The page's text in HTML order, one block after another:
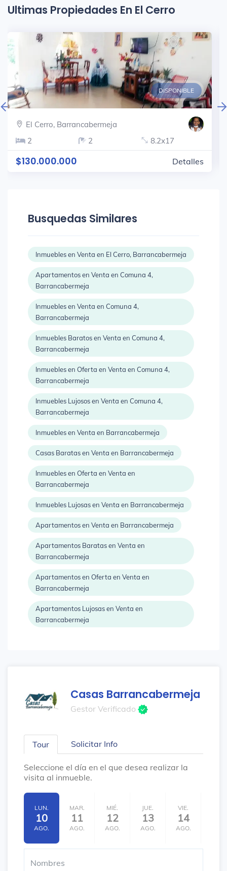
Ultimas Propiedades En El Cerro
DISPONIBLE
El Cerro, Barrancabermeja
2
2 8.2x17
$130.000.000 Detalles
Busquedas Similares
Inmuebles en Venta en El Cerro, Barrancabermeja
Apartamentos en Venta en Comuna 4,
Barrancabermeja
Inmuebles en Venta en Comuna 4,
Barrancabermeja
Inmuebles Baratos en Venta en Comuna 4,
Barrancabermeja
Inmuebles en Oferta en Venta en Comuna 4,
Barrancabermeja
Inmuebles Lujosos en Venta en Comuna 4,
Barrancabermeja
Inmuebles en Venta en Barrancabermeja
Casas Baratas en Venta en Barrancabermeja
Inmuebles en Oferta en Venta en
Barrancabermeja
Inmuebles Lujosas en Venta en Barrancabermeja
Apartamentos en Venta en Barrancabermeja
Apartamentos Baratas en Venta en
Barrancabermeja
Apartamentos en Oferta en Venta en
Barrancabermeja
Apartamentos Lujosas en Venta en
Barrancabermeja
Casas Barrancabermeja
Gestor Verificado
Tour Solicitar Info
Seleccione el día en el que desea realizar la
visita al inmueble.
LUN.
10
AGO.
MAR.
11
AGO.
MIÉ.
12
AGO.
JUE.
13
AGO.
VIE.
14
AGO.